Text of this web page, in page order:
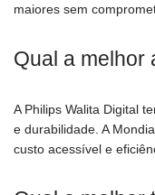
maiores sem
Qual a melhor
A Philips Walita Digital
e durabilidade. A
custo acessível e